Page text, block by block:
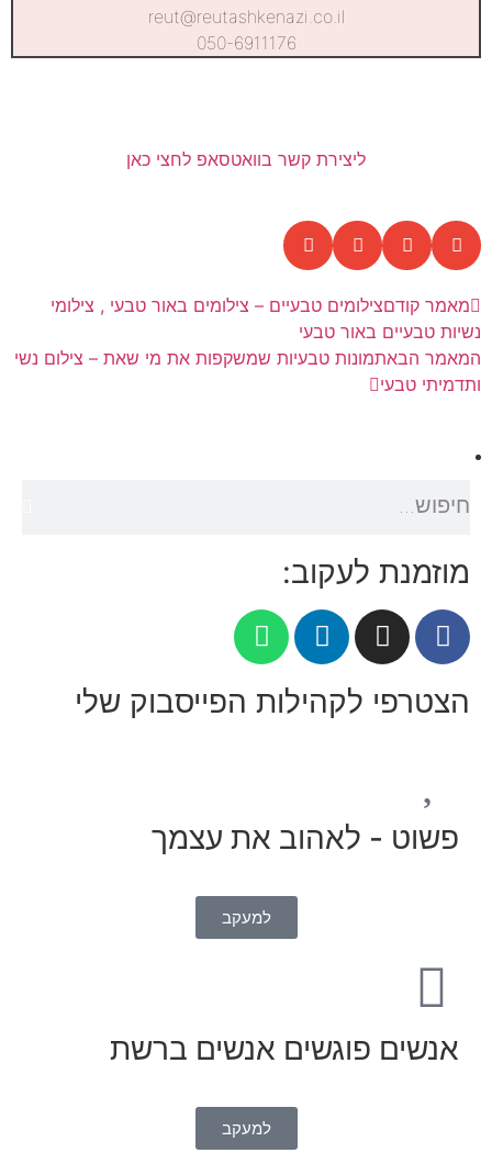
reut@reutashkenazi.co.il
050-6911176
ליצירת קשר בוואטסאפ לחצי כאן
מאמר קודםצילומים טבעיים – צילומים באור טבעי , צילומי
נשיות טבעיים באור טבעי
המאמר הבאתמונות טבעיות שמשקפות את מי שאת – צילום נשי
ותדמיתי טבעי
מוזמנת לעקוב:
הצטרפי לקהילות הפייסבוק שלי
פשוט - לאהוב את עצמך
למעקב
אנשים פוגשים אנשים ברשת
למעקב